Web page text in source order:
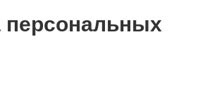
персональных